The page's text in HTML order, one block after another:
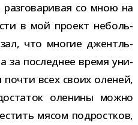
со мною на
в мой про­ект неболь­
что мно­гие джентль­
за послед­нее время уни­
всех своих оле­ней,
оле­нины можно
мясом под­рост­ков,